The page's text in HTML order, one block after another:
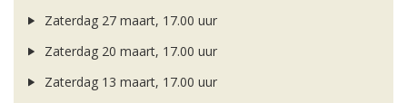
Zaterdag 27 maart, 17.00 uur
Zaterdag 20 maart, 17.00 uur
Zaterdag 13 maart, 17.00 uur